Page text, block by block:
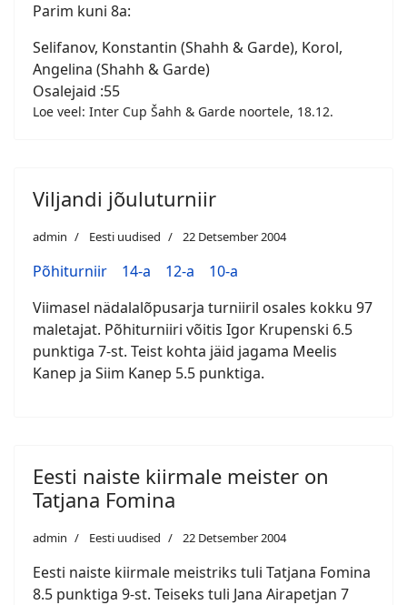
Parim kuni 8a:
Selifanov, Konstantin (Shahh & Garde), Korol,
Angelina (Shahh & Garde)
Osalejaid :55
Loe veel: Inter Cup Šahh & Garde noortele, 18.12.
Viljandi jõuluturniir
admin Eesti uudised 22 Detsember 2004
Põhiturniir 14-a 12-a
10-a
Viimasel nädalalõpusarja turniiril osales kokku 97
maletajat. Põhiturniiri võitis Igor Krupenski 6.5
punktiga 7-st. Teist kohta jäid jagama Meelis
Kanep ja Siim Kanep 5.5 punktiga.
Eesti naiste kiirmale meister on
Tatjana Fomina
admin Eesti uudised 22 Detsember 2004
Eesti naiste kiirmale meistriks tuli Tatjana Fomina
8.5 punktiga 9-st. Teiseks tuli Jana Airapetjan 7